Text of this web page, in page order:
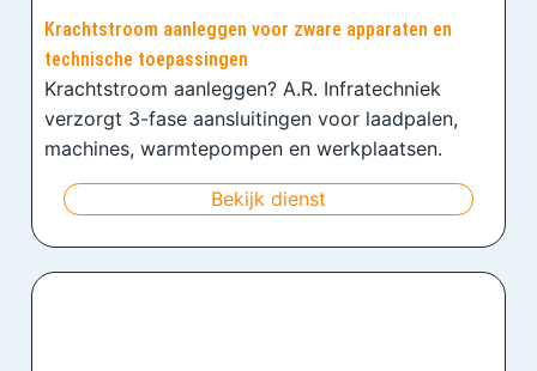
Krachtstroom aanleggen voor zware apparaten en
technische toepassingen
Krachtstroom aanleggen? A.R. Infratechniek
verzorgt 3-fase aansluitingen voor laadpalen,
machines, warmtepompen en werkplaatsen.
Bekijk dienst